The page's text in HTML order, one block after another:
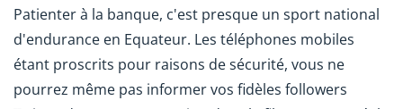
Patienter à la banque, c'est presque un sport national
d'endurance en Equateur. Les téléphones mobiles
étant proscrits pour raisons de sécurité, vous ne
pourrez même pas informer vos fidèles followers